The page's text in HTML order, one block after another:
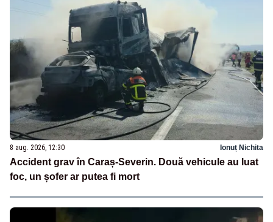
8 aug. 2026, 12:30 Ionuț Nichita
Accident grav în Caraș-Severin. Două vehicule au luat
foc, un șofer ar putea fi mort